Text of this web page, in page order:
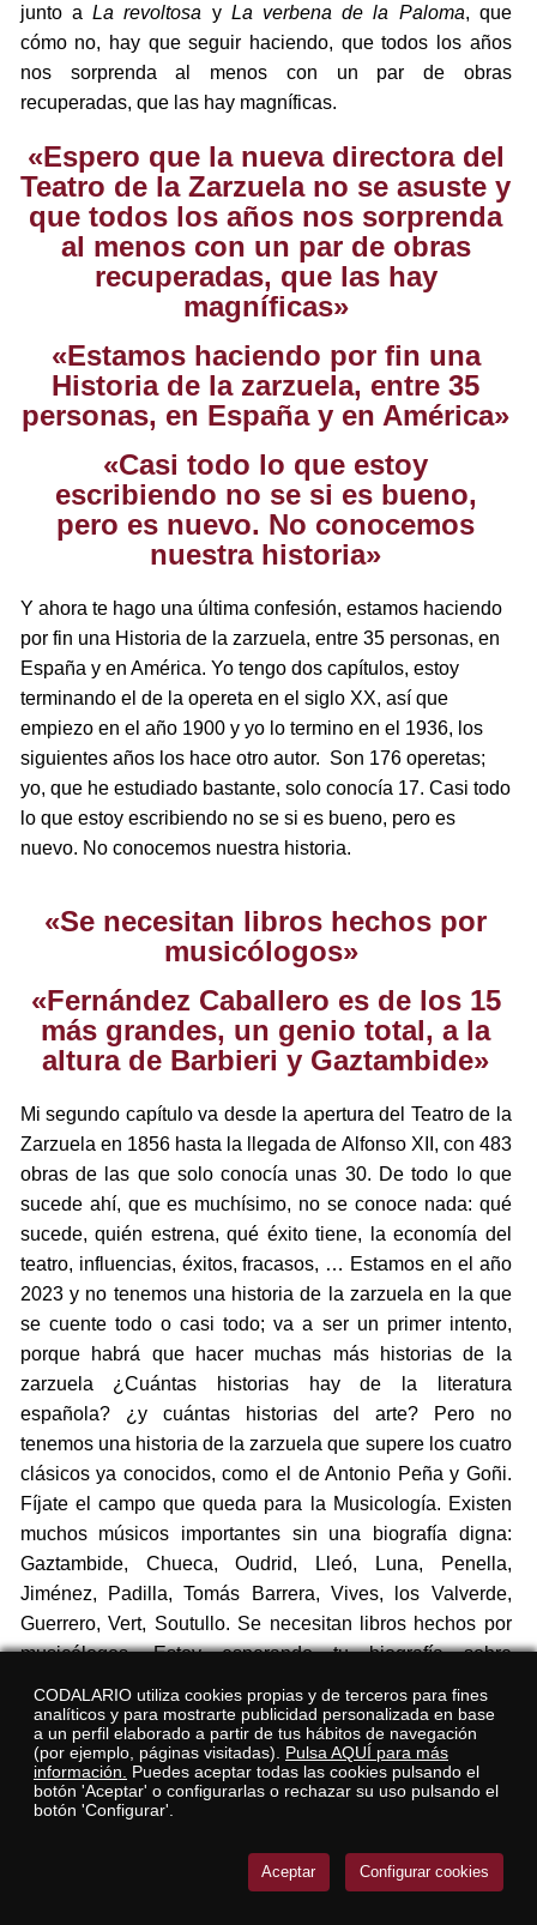
junto aLa revoltosa y La verbena de la Paloma, que
cómo no, hay que seguir haciendo, que todos los años
nos sorprenda al menos con un par de obras
recuperadas, que las hay magníficas.
«Espero que la nueva directora del
Teatro de la Zarzuela no se asuste y
que todos los años nos sorprenda
al menos con un par de obras
recuperadas, que las hay
magníficas»
«Estamos haciendo por fin una
Historia de la zarzuela, entre 35
personas, en España y en América»
«Casi todo lo que estoy
escribiendo no se si es bueno,
pero es nuevo. No conocemos
nuestra historia»
Y ahora te hago una última confesión, estamos haciendo
por fin una Historia de la zarzuela, entre 35 personas, en
España y en América. Yo tengo dos capítulos, estoy
terminando el de la opereta en el siglo XX, así que
empiezo en el año 1900 y yo lo termino en el 1936, los
siguientes años los hace otro autor. Son 176 operetas;
yo, que he estudiado bastante, solo conocía 17. Casi todo
lo que estoy escribiendo no se si es bueno, pero es
nuevo. No conocemos nuestra historia.
«Se necesitan libros hechos por
musicólogos»
«Fernández Caballero es de los 15
más grandes, un genio total, a la
altura de Barbieri y Gaztambide»
Mi segundo capítulo va desde la apertura del Teatro de la
Zarzuela en 1856 hasta la llegada de Alfonso XII, con 483
obras de las que solo conocía unas 30. De todo lo que
sucede ahí, que es muchísimo, no se conoce nada: qué
sucede, quién estrena, qué éxito tiene, la economía del
teatro, influencias, éxitos, fracasos, … Estamos en el año
2023 y no tenemos una historia de la zarzuela en la que
se cuente todo o casi todo; va a ser un primer intento,
porque habrá que hacer muchas más historias de la
zarzuela ¿Cuántas historias hay de la literatura
española? ¿y cuántas historias del arte? Pero no
tenemos una historia de la zarzuela que supere los cuatro
clásicos ya conocidos, como el de Antonio Peña y Goñi.
Fíjate el campo que queda para la Musicología. Existen
muchos músicos importantes sin una biografía digna:
Gaztambide, Chueca, Oudrid, Lleó, Luna, Penella,
Jiménez, Padilla, Tomás Barrera, Vives, los Valverde,
Guerrero, Vert, Soutullo. Se necesitan libros hechos por
musicólogos. Estoy esperando tu biografía sobre
genio total, a la altura de Barbieri y Gaztambide.
«Estoy totalmente en contra de los
añadidos en las ediciones de
zarzuela, no hay que tocar el
documento original, que es divino»
CODALARIO utiliza cookies propias y de terceros para fines
analíticos y para mostrarte publicidad personalizada en base
a un perfil elaborado a partir de tus hábitos de navegación
(por ejemplo, páginas visitadas). Pulsa AQUÍ para más
información.
Puedes aceptar todas las cookies pulsando el
botón 'Aceptar' o configurarlas o rechazar su uso pulsando el
botón 'Configurar'.
Aceptar Configurar cookies